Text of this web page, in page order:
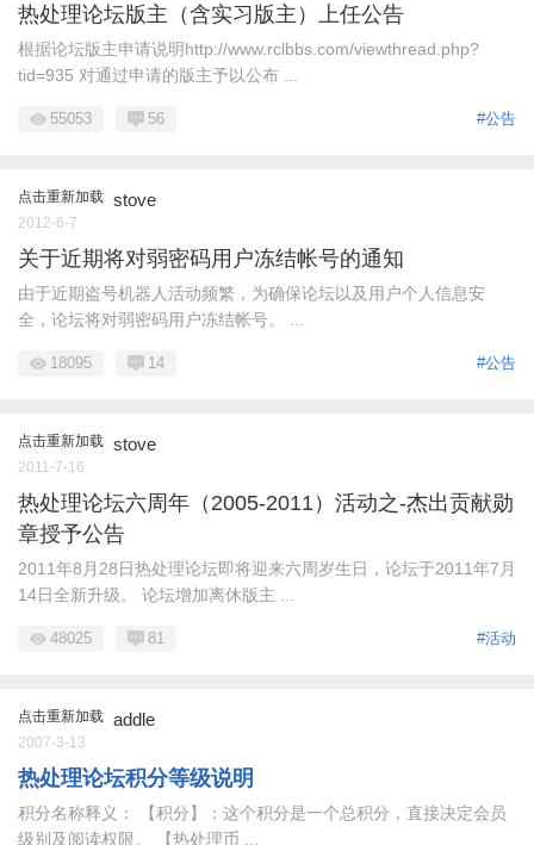
热处理论坛版主（含实习版主）上任公告
根据论坛版主申请说明http://www.rclbbs.com/viewthread.php?
tid=935 对通过申请的版主予以公布 ...
#公告
55053 56
点击重新加载 stove
2012-6-7
关于近期将对弱密码用户冻结帐号的通知
由于近期盗号机器人活动频繁，为确保论坛以及用户个人信息安
全，论坛将对弱密码用户冻结帐号。 ...
#公告
18095 14
点击重新加载 stove
2011-7-16
热处理论坛六周年（2005-2011）活动之-杰出贡献勋
章授予公告
2011年8月28日热处理论坛即将迎来六周岁生日，论坛于2011年7月
14日全新升级。 论坛增加离休版主 ...
#活动
48025 81
点击重新加载 addle
2007-3-13
热处理论坛积分等级说明
积分名称释义： 【积分】：这个积分是一个总积分，直接决定会员
级别及阅读权限。 【热处理币 ...